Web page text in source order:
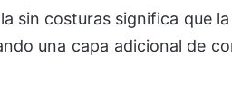
sin costuras significa que
una capa adicional de